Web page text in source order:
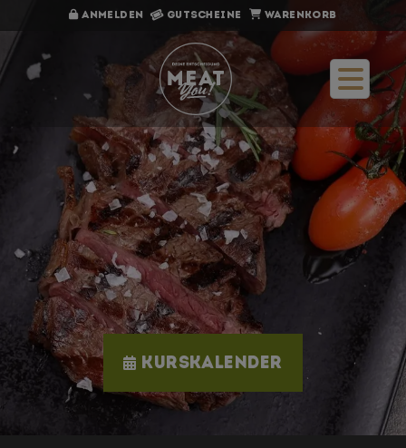
Direkt zum Hauptinhalt
Anmelden Gutscheine Warenkorb
Kurskalender